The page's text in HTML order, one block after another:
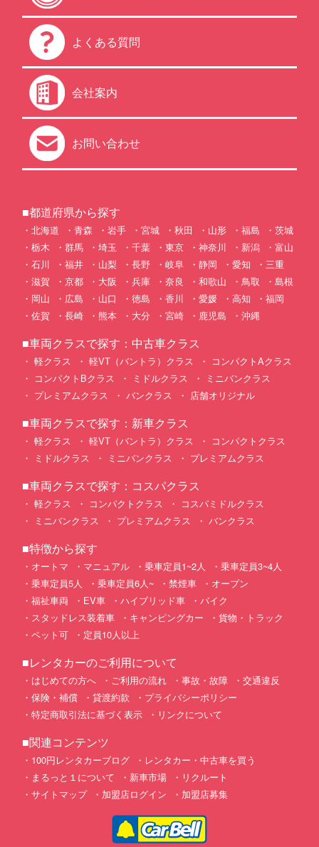
よくある質問
会社案内
お問い合わせ
■都道府県から探す
北海道 青森 岩手 宮城 秋田 山形 福島
茨城
栃木
群馬 埼玉 千葉 東京 神奈川 新潟
富山
石川
福井 山梨 長野 岐阜 静岡 愛知
三重
滋賀
京都 大阪 兵庫 奈良 和歌山 鳥取
島根
岡山
広島 山口 徳島 香川 愛媛 高知
福岡
佐賀
長崎 熊本 大分 宮崎 鹿児島 沖縄
■車両クラスで探す：中古車クラス
軽クラス 軽VT（バントラ）クラス
コンパクトAクラス
コンパクトBクラス
ミドルクラス
ミニバンクラス
プレミアムクラス
バンクラス 店舗オリジナル
■車両クラスで探す：新車クラス
軽クラス 軽VT（バントラ）クラス
コンパクトクラス
ミドルクラス
ミニバンクラス プレミアムクラス
■車両クラスで探す：コスパクラス
軽クラス コンパクトクラス
コスパミドルクラス
ミニバンクラス
プレミアムクラス バンクラス
■特徴から探す
オートマ マニュアル 乗車定員1~2人
乗車定員3~4人
乗車定員5人
乗車定員6人~ 禁煙車
オープン
福祉車両
EV車 ハイブリッド車
バイク
スタッドレス装着車
キャンピングカー
貨物・トラック
ペット可
定員10人以上
■レンタカーのご利用について
はじめての方へ ご利用の流れ 事故・故障
交通違反
保険・補償
貸渡約款
プライバシーポリシー
特定商取引法に基づく表示
リンクについて
■関連コンテンツ
100円レンタカーブログ
レンタカー・中古車を買う
まるっと１について
新車市場
リクルート
サイトマップ
加盟店ログイン 加盟店募集